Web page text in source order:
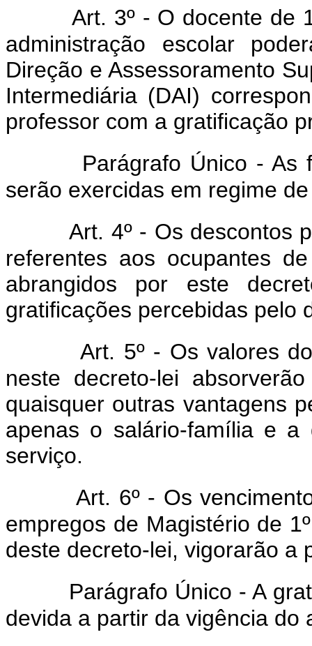
Art. 3º - O docente de
administração escolar
Direção e Assessoramento
Intermediária (DAI)
professor com a gratificação
Parágrafo Único - As
serão exercidas em regime
Art. 4º - Os descontos
referentes aos ocupantes
abrangidos por este
gratificações percebidas pelo
Art. 5º - Os valores
neste decreto-lei
quaisquer outras vantagens
apenas o salário-família e a
serviço.
Art. 6º - Os
empregos de Magistério de
deste decreto-lei, vigorarão a
Parágrafo Único - A
devida a partir da vigência do